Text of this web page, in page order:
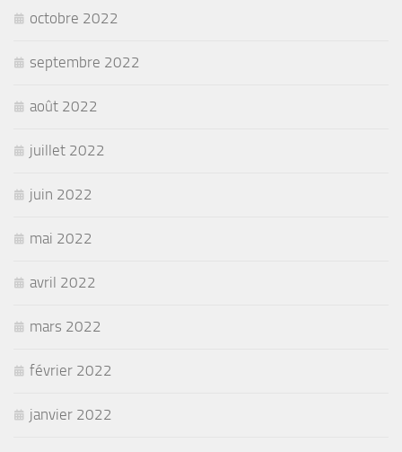
octobre 2022
septembre 2022
août 2022
juillet 2022
juin 2022
mai 2022
avril 2022
mars 2022
février 2022
janvier 2022